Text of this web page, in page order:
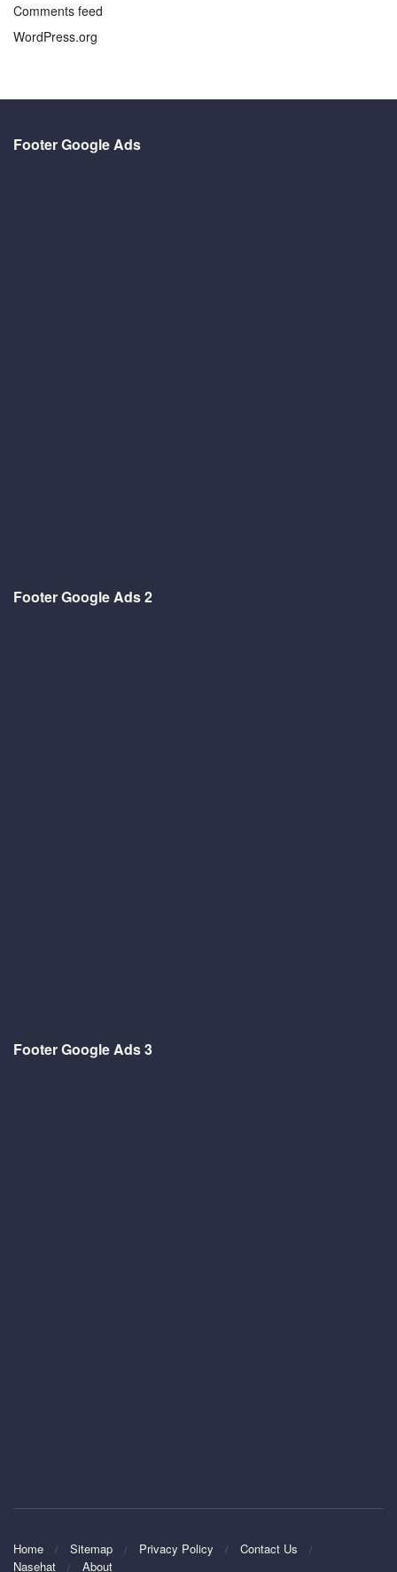
Comments feed
WordPress.org
Footer Google Ads
Footer Google Ads 2
Footer Google Ads 3
Home Sitemap Privacy Policy
Contact Us
Nasehat
About